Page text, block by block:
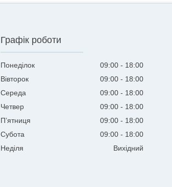
Графік роботи
Понеділок 09:00
18:00
Вівторок
09:00
18:00
Середа
09:00
18:00
Четвер
09:00
18:00
Пʼятниця
09:00
18:00
Субота
09:00
18:00
Неділя
Вихідний